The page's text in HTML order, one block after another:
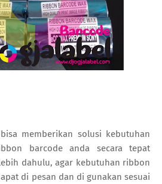
memberikan solusi kebutuhan
barcode anda secara tepat
dahulu, agar kebutuhan ribbon
di pesan dan di gunakan sesuai